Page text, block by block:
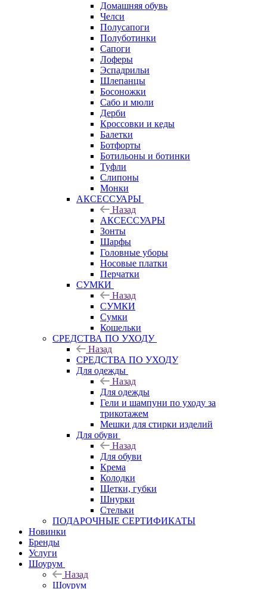
Домашняя обувь
Челси
Полусапоги
Полуботинки
Сапоги
Лоферы
Эспадрильи
Шлепанцы
Босоножки
Сабо и мюли
Дерби
Кроссовки и кеды
Балетки
Ботфорты
Ботильоны и ботинки
Туфли
Слипоны
Монки
АКСЕССУАРЫ
Назад
АКСЕССУАРЫ
Зонты
Шарфы
Головные уборы
Носовые платки
Перчатки
СУМКИ
Назад
СУМКИ
Сумки
Кошельки
CРЕДСТВА ПО УХОДУ
Назад
CРЕДСТВА ПО УХОДУ
Для одежды
Назад
Для одежды
Гели и шампуни по уходу за
трикотажем
Мешки для стирки изделий
Для обуви
Назад
Для обуви
Крема
Колодки
Щетки, губки
Шнурки
Стельки
ПОДАРОЧНЫЕ СЕРТИФИКАТЫ
Новинки
Бренды
Услуги
Шоурум
Назад
Шоурум